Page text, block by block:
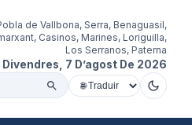
de Vallbona, Serra, Benaguasil,
Casinos, Marines, Loriguilla,
Los Serranos, Paterna
Divendres, 7 D’agost De 2026